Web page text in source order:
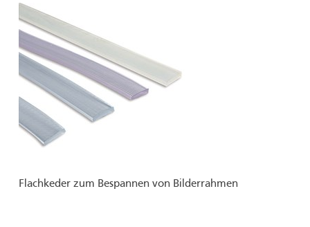
Flachkeder zum Bespannen von Bilderrahmen